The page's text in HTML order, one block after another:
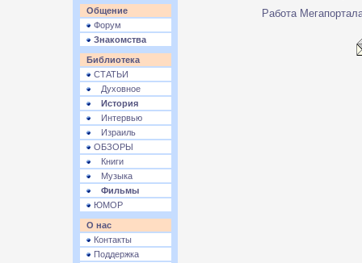
Общение
Форум
Знакомства
Библиотека
СТАТЬИ
Духовное
История
Интервью
Израиль
ОБЗОРЫ
Книги
Музыка
Фильмы
ЮМОР
О нас
Контакты
Поддержка
Работа